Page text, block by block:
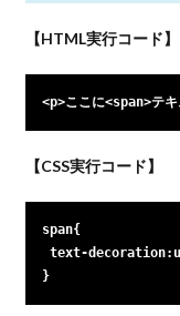
【HTML実行コード】
<p>ここに<span>テ
【CSS実行コード】
span{
text-decoration:underline red;
}